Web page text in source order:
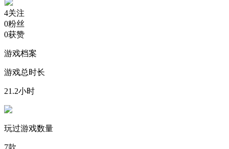
4关注
0粉丝
0获赞
游戏档案
游戏总时长
21.2小时
玩过游戏数量
7款